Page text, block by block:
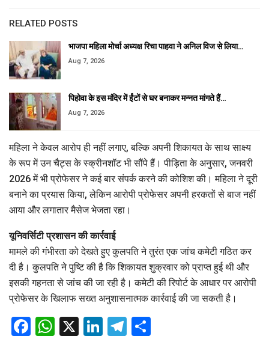
RELATED POSTS
भाजपा महिला मोर्चा अध्यक्ष रिचा पाहवा ने अनिल विज से लिया…
Aug 7, 2026
पिहोवा के इस मंदिर में ईंटों से घर बनाकर मन्नत मांगते हैं…
Aug 7, 2026
महिला ने केवल आरोप ही नहीं लगाए, बल्कि अपनी शिकायत के साथ साक्ष्य
के रूप में उन चैट्स के स्क्रीनशॉट भी सौंपे हैं। पीड़िता के अनुसार, जनवरी
2026 में भी प्रोफेसर ने कई बार संपर्क करने की कोशिश की। महिला ने दूरी
बनाने का प्रयास किया, लेकिन आरोपी प्रोफेसर अपनी हरकतों से बाज नहीं
आया और लगातार मैसेज भेजता रहा।
यूनिवर्सिटी प्रशासन की कार्रवाई
मामले की गंभीरता को देखते हुए कुलपति ने तुरंत एक जांच कमेटी गठित कर
दी है। कुलपति ने पुष्टि की है कि शिकायत शुक्रवार को प्राप्त हुई थी और
इसकी गहनता से जांच की जा रही है। कमेटी की रिपोर्ट के आधार पर आरोपी
प्रोफेसर के खिलाफ सख्त अनुशासनात्मक कार्रवाई की जा सकती है।
Facebook
WhatsApp
X LinkedIn
Telegram